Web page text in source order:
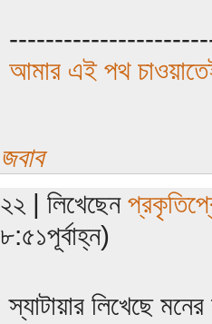
আমার এই পথ
জবাব
২২ | লিখেছেন
৮:৫১পূর্বাহ্ন)
স্যাটায়ার লিখেছে